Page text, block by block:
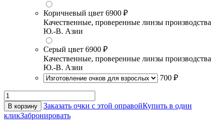
Коричневый цвет 6900 ₽
Качественные, проверенные линзы производства
Ю.-В. Азии
Серый цвет 6900 ₽
Качественные, проверенные линзы производства
Ю.-В. Азии
700 ₽
В корзину Заказать очки с этой оправойКупить в один
кликЗабронировать